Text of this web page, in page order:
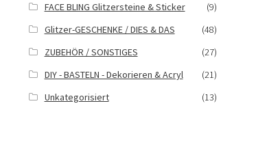
FACE BLING Glitzersteine & Sticker
(9)
Glitzer-GESCHENKE / DIES & DAS
(48)
ZUBEHÖR / SONSTIGES
(27)
DIY - BASTELN - Dekorieren & Acryl
(21)
Unkategorisiert
(13)